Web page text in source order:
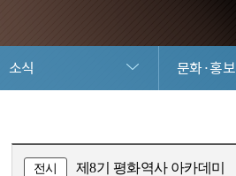
소식 문화·홍보
전시 제8기 평화역사 아카데미